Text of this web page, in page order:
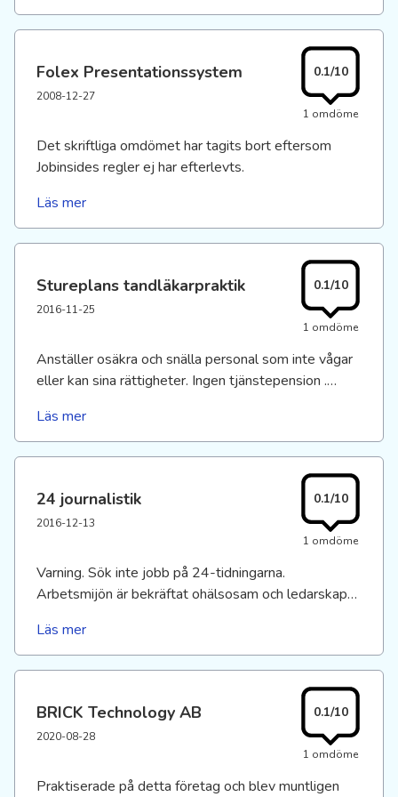
Folex Presentationssystem
2008-12-27
0.1/10
1 omdöme
Det skriftliga omdömet har tagits bort eftersom
Jobinsides regler ej har efterlevts.
Läs mer
Stureplans tandläkarpraktik
2016-11-25
0.1/10
1 omdöme
Anställer osäkra och snälla personal som inte vågar
eller kan sina rättigheter. Ingen tjänstepension .
Läs mer
24 journalistik
2016-12-13
0.1/10
1 omdöme
Varning. Sök inte jobb på 24-tidningarna.
Arbetsmijön är bekräftat ohälsosam och ledarskapet
verkligen från att jobba där.
Läs mer
BRICK Technology AB
2020-08-28
0.1/10
1 omdöme
Praktiserade på detta företag och blev muntligen